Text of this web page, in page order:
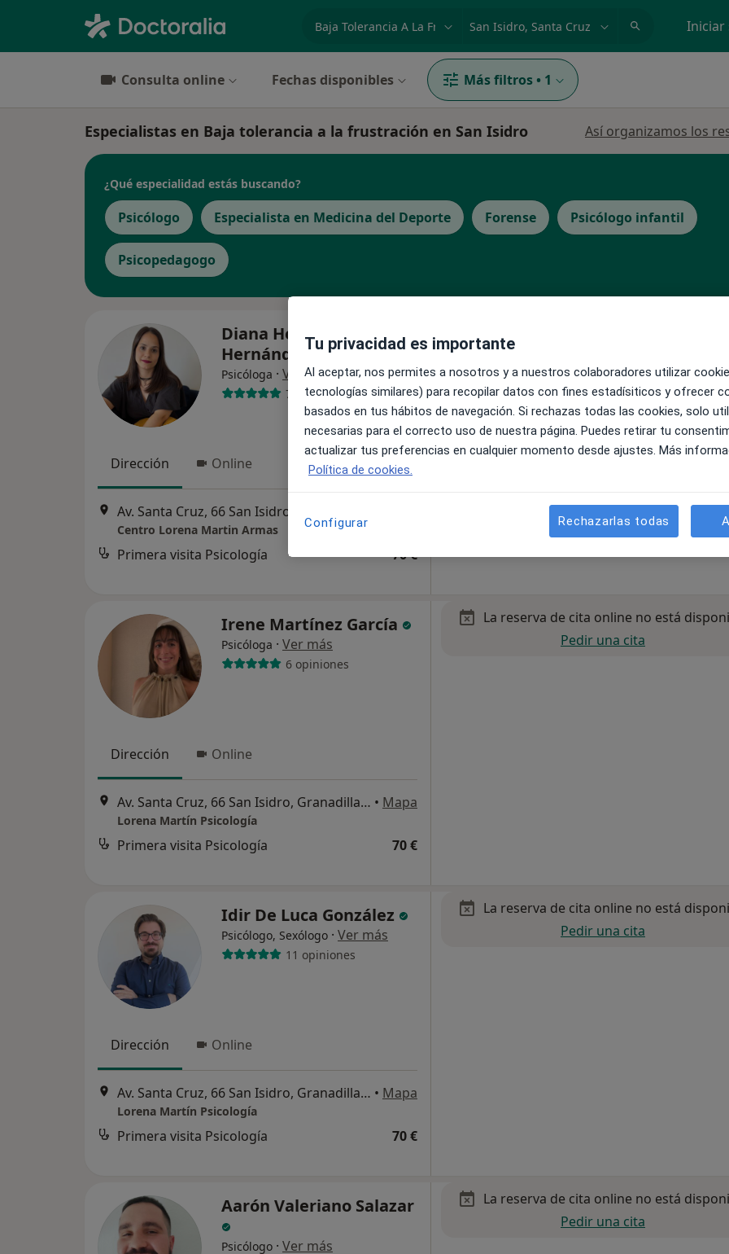
Iniciar
Consulta online Fechas disponibles Más filtros • 1
Especialistas en Baja tolerancia a la frustración en San Isidro Así organizamos los
¿Qué especialidad estás buscando?
Psicólogo Especialista en Medicina del Deporte Forense Psicólogo infantil
Psicopedagogo
Diana Hernández
Hernández
Psicóloga · Ver más
7 opiniones
Dirección Online
Centro Lorena Martin Armas
Primera visita Psicología 70 €
Irene Martínez García
Psicóloga · Ver más
6 opiniones
Dirección Online
Av. Santa Cruz, 66 San Isidro, Granadilla de Abona • Mapa
Lorena Martín Psicología
Primera visita Psicología 70 €
La reserva de cita online no está
Pedir una cita
Idir De Luca González
Psicólogo, Sexólogo · Ver más
11 opiniones
Dirección Online
Av. Santa Cruz, 66 San Isidro, Granadilla de Abona • Mapa
Lorena Martín Psicología
Primera visita Psicología 70 €
La reserva de cita online no está
Pedir una cita
Aarón Valeriano Salazar
Psicólogo · Ver más
La reserva de cita online no está
Pedir una cita
Tu privacidad es importante
Al aceptar, nos permites a nosotros y a nuestros colaboradores utilizar
tecnologías similares) para recopilar datos con fines estadísiticos y ofrecer
basados en tus hábitos de navegación. Si rechazas todas las cookies, solo
necesarias para el correcto uso de nuestra página. Puedes retirar tu
actualizar tus preferencias en cualquier momento desde ajustes. Más
Política de cookies.
Configurar Rechazarlas todas